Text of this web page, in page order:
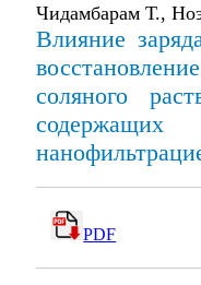
Чидамбарам Т.,
Влияние
соляного
PDF